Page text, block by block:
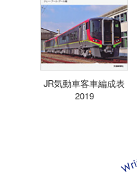
JR気動車客車編成表
2019